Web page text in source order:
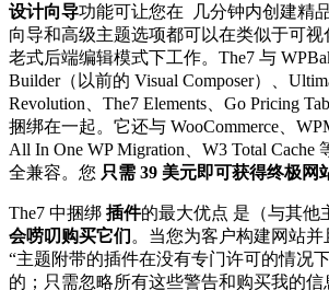
设计向导功能可让您在 几分钟内创建精
向导和高级主题选项都可以在类似于可视
老式后端编辑模式下工作。The7 与
Builder（以前的 Visual Composer）、
Revolution、The7 Elements、Go Pricing
捆绑在一起。它还与 WooCommerce、
All In One WP Migration、W3 Total
全兼容。您 只需 39 美元即可获得终极网
The7 中捆绑 插件的最大优点 是（与其他
会唠叨购买它们 。当您为客户构建网站
“主题附带的插件在没有专门许可的情况
的；只需忽略所有这些警告和购买我的信